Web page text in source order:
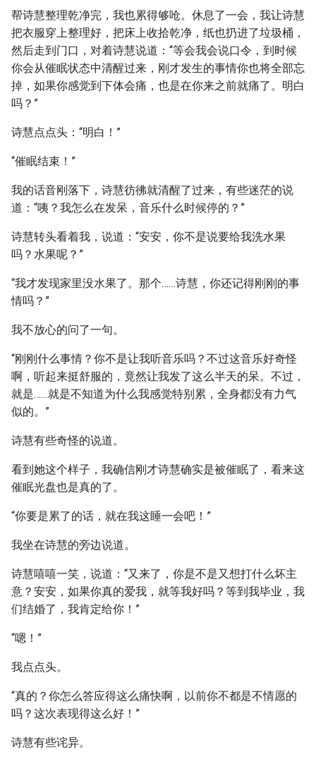
帮诗慧整理乾净完，我也累得够呛。休息了一会，我让诗慧
把衣服穿上整理好，把床上收拾乾净，纸也扔进了垃圾桶，
然后走到门口，对着诗慧说道：“等会我会说口令，到时候
你会从催眠状态中清醒过来，刚才发生的事情你也将全部忘
掉，如果你感觉到下体会痛，也是在你来之前就痛了。明白
吗？”
诗慧点点头：“明白！”
“催眠结束！”
我的话音刚落下，诗慧彷彿就清醒了过来，有些迷茫的说
道：“咦？我怎么在发呆，音乐什么时候停的？”
诗慧转头看着我，说道：“安安，你不是说要给我洗水果
吗？水果呢？”
“我才发现家里没水果了。那个……诗慧，你还记得刚刚的事
情吗？”
我不放心的问了一句。
“刚刚什么事情？你不是让我听音乐吗？不过这音乐好奇怪
啊，听起来挺舒服的，竟然让我发了这么半天的呆。不过，
就是……就是不知道为什么我感觉特别累，全身都没有力气
似的。”
诗慧有些奇怪的说道。
看到她这个样子，我确信刚才诗慧确实是被催眠了，看来这
催眠光盘也是真的了。
“你要是累了的话，就在我这睡一会吧！”
我坐在诗慧的旁边说道。
诗慧嘻嘻一笑，说道：“又来了，你是不是又想打什么坏主
意？安安，如果你真的爱我，就等我好吗？等到我毕业，我
们结婚了，我肯定给你！”
“嗯！”
我点点头。
“真的？你怎么答应得这么痛快啊，以前你不都是不情愿的
吗？这次表现得这么好！”
诗慧有些诧异。